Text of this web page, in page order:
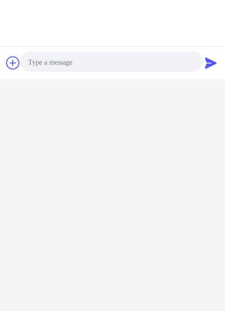
Erhalten Sie den besten Preis für
Plaudern